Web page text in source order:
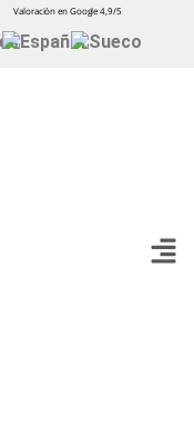
Valoración en Google 4,9/5